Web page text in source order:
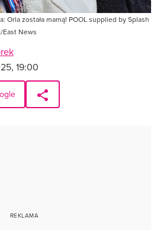
Orla została mamą! POOL supplied by Splash
News
19:00